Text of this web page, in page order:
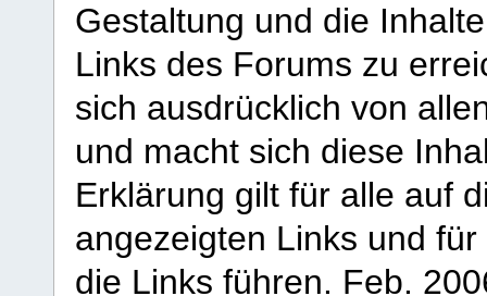
Gestaltung und die
Links des Forums zu
sich ausdrücklich von
und macht sich diese
Erklärung gilt für alle auf
angezeigten Links und
die Links führen. Feb.